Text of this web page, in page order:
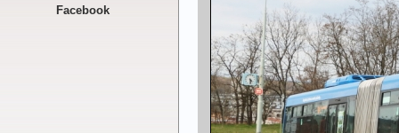
Facebook